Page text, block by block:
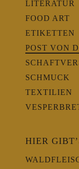
LITERATUR
FOOD ART
ETIKETTEN
POST VON
SCHMUCK
TEXTILIEN
HIER